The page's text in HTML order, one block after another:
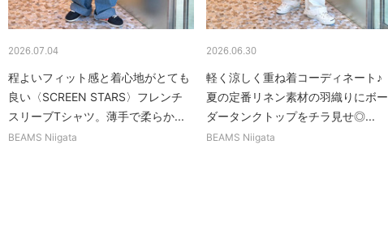
2026.07.04
程よいフィット感と着心地がとても
良い〈SCREEN STARS〉フレンチ
スリーブTシャツ。薄手で柔らか...
BEAMS Niigata
2026.06.30
軽く涼しく重ね着コーディネート♪
夏の定番リネン素材の羽織りにボー
ダータンクトップをチラ見せ◎...
BEAMS Niigata